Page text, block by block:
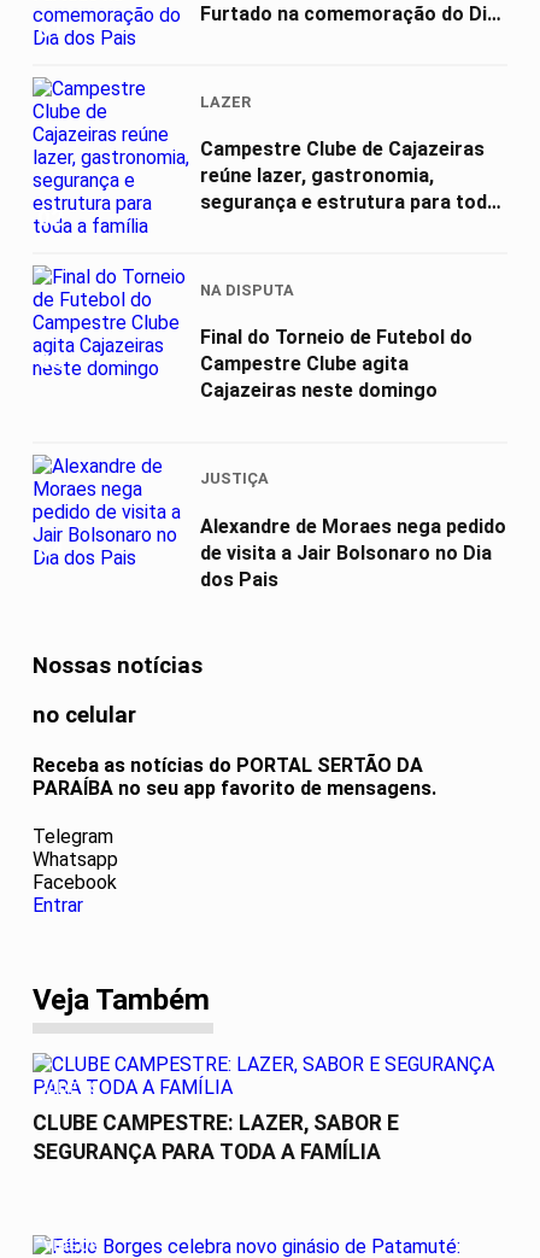
01
Furtado na comemoração do Dia
02
LAZER
Campestre Clube de Cajazeiras
reúne lazer, gastronomia,
segurança e estrutura para toda
03
NA DISPUTA
Final do Torneio de Futebol do
Campestre Clube agita
Cajazeiras neste domingo
04
JUSTIÇA
Alexandre de Moraes nega pedido
de visita a Jair Bolsonaro no Dia
dos Pais
Nossas notícias
no celular
Receba as notícias do PORTAL SERTÃO DA
PARAÍBA no seu app favorito de mensagens.
Telegram
Whatsapp
Facebook
Entrar
Veja Também
VÍDEOS
CLUBE CAMPESTRE: LAZER, SABOR E
SEGURANÇA PARA TODA A FAMÍLIA
VÍDEOS